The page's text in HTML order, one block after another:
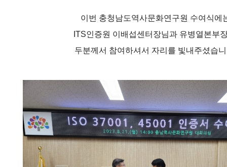
이번 충청남도역사문화연구원 수여식에
ITS인증원 이배섭센터장님과 유병열본부
두분께서 참여하셔서 자리를 빛내주셨습